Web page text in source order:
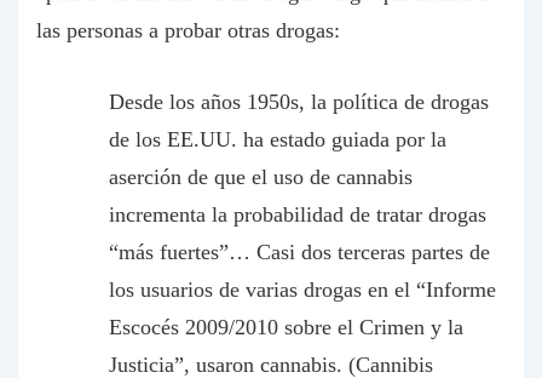
las personas a probar otras drogas:
Desde los años 1950s, la política de drogas
de los EE.UU. ha estado guiada por la
aserción de que el uso de cannabis
incrementa la probabilidad de tratar drogas
“más fuertes”… Casi dos terceras partes de
los usuarios de varias drogas en el “Informe
Escocés 2009/2010 sobre el Crimen y la
Justicia”, usaron cannabis. (Cannibis